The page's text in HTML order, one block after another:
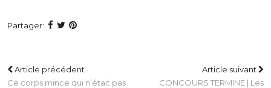
Partager:
Article précédent
Ce corps mince qui n’était pas
Article suivant
CONCOURS TERMINE | Les